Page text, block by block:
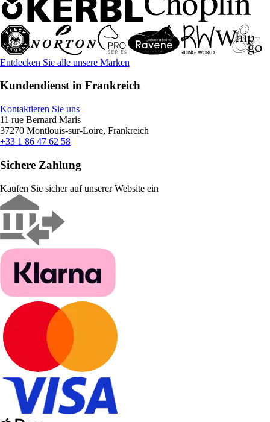
Entdecken Sie alle unsere Marken
Kundendienst in Frankreich
Kontaktieren Sie uns
11 rue Bernard Maris
37270 Montlouis-sur-Loire, Frankreich
+33 1 86 47 62 58
Sichere Zahlung
Kaufen Sie sicher auf unserer Website ein